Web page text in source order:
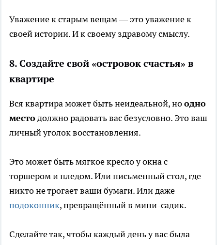
Уважение к старым вещам — это уважение к
своей истории. И к своему здравому смыслу.
8. Создайте свой «островок счастья» в
квартире
Вся квартира может быть неидеальной, ноодно
местодолжно радовать вас безусловно. Это ваш
личный уголок восстановления.
Это может быть мягкое кресло у окна с
торшером и пледом. Или письменный стол, где
никто не трогает ваши бумаги. Или даже
подоконник, превращённый в мини-садик.
Сделайте так, чтобы каждый день у вас была